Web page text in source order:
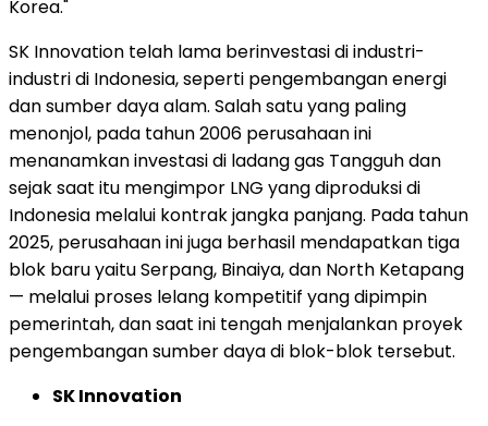
Korea."
SK Innovation telah lama berinvestasi di industri-
industri di Indonesia, seperti pengembangan energi
dan sumber daya alam. Salah satu yang paling
menonjol, pada tahun 2006 perusahaan ini
menanamkan investasi di ladang gas Tangguh dan
sejak saat itu mengimpor LNG yang diproduksi di
Indonesia melalui kontrak jangka panjang. Pada tahun
2025, perusahaan ini juga berhasil mendapatkan tiga
blok baru yaitu Serpang, Binaiya, dan North Ketapang
— melalui proses lelang kompetitif yang dipimpin
pemerintah, dan saat ini tengah menjalankan proyek
pengembangan sumber daya di blok-blok tersebut.
SK Innovation